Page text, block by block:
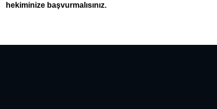
hekiminize başvurmalısınız.